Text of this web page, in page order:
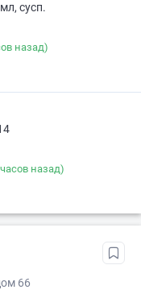
сусп.
назад)
назад)
66